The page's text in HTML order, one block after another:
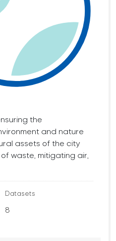
the
and nature
assets of the city
waste, mitigating air,
Datasets
8